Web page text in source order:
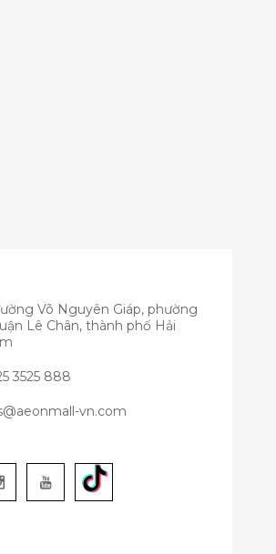
Võ Nguyên Giáp, phường
Lê Chân, thành phố Hải
3525 888
vn.com